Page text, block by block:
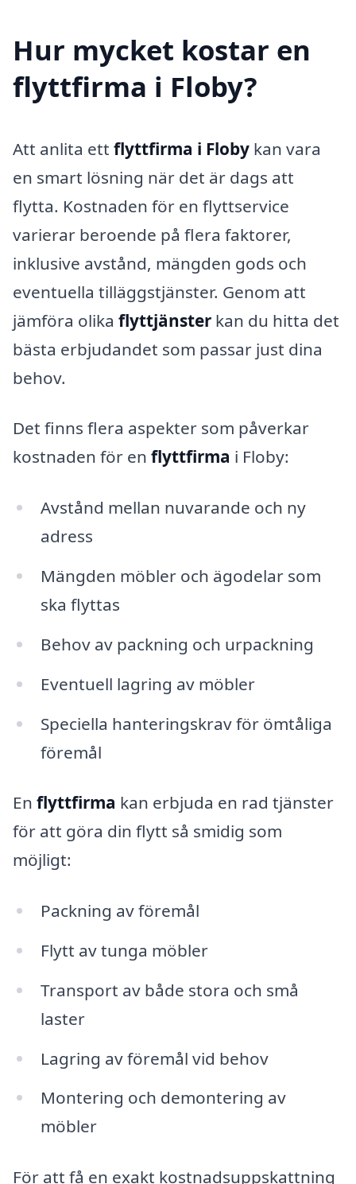
Hur mycket kostar en
flyttfirma i Floby?
Att anlita ett flyttfirma i Floby kan vara
en smart lösning när det är dags att
flytta. Kostnaden för en flyttservice
varierar beroende på flera faktorer,
inklusive avstånd, mängden gods och
eventuella tilläggstjänster. Genom att
jämföra olika flyttjänster kan du hitta det
bästa erbjudandet som passar just dina
behov.
Det finns flera aspekter som påverkar
kostnaden för en flyttfirma i Floby:
Avstånd mellan nuvarande och ny
adress
Mängden möbler och ägodelar som
ska flyttas
Behov av packning och urpackning
Eventuell lagring av möbler
Speciella hanteringskrav för ömtåliga
föremål
En flyttfirma kan erbjuda en rad tjänster
för att göra din flytt så smidig som
möjligt:
Packning av föremål
Flytt av tunga möbler
Transport av både stora och små
laster
Lagring av föremål vid behov
Montering och demontering av
möbler
För att få en exakt kostnadsuppskattning